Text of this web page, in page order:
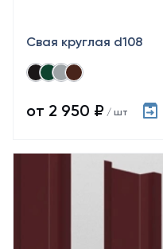
Свая круглая d108
от 2 950 ₽ / шт